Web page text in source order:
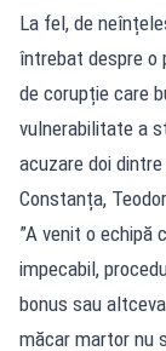
La fel, de
întrebat despre o
de corupție care
vulnerabilitate a
acuzare doi
Constanța,
”A venit o echipă
impecabil,
bonus sau
măcar martor nu